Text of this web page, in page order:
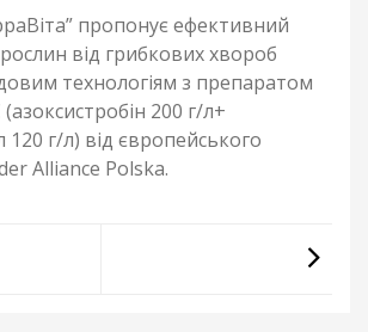
пропонує ефективний
від грибкових хвороб
технологіям з препаратом
200 г/л+
г/л) від європейського
Alliance Polska.